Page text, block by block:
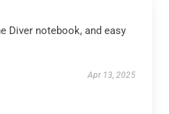
Diver notebook, and easy
Apr 13, 2025